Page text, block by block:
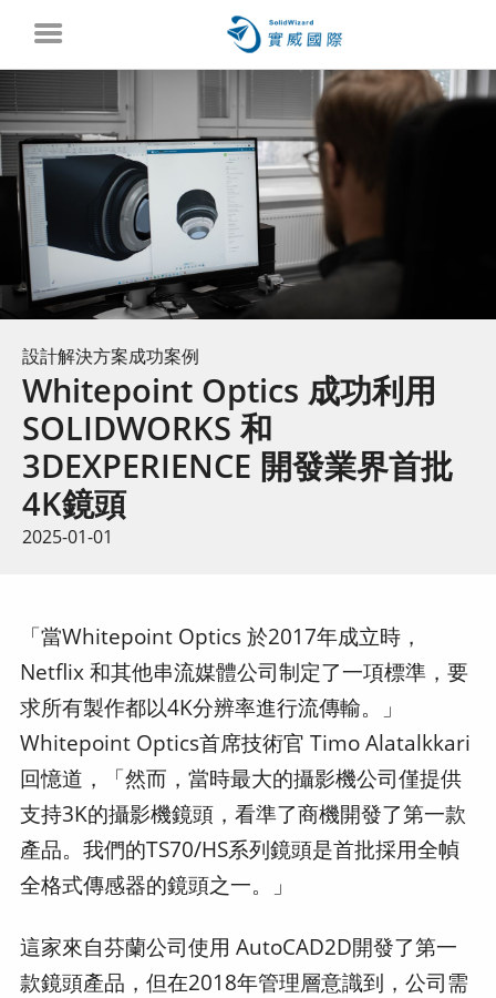
設計解決方案成功案例
Whitepoint Optics 成功利用
SOLIDWORKS 和
3DEXPERIENCE 開發業界首批
4K鏡頭
2025-01-01
「當Whitepoint Optics 於2017年成立時，
Netflix 和其他串流媒體公司制定了一項標準，要
求所有製作都以4K分辨率進行流傳輸。」
Whitepoint Optics首席技術官 Timo Alatalkkari
回憶道，「然而，當時最大的攝影機公司僅提供
支持3K的攝影機鏡頭，看準了商機開發了第一款
產品。我們的TS70/HS系列鏡頭是首批採用全幀
全格式傳感器的鏡頭之一。」
這家來自芬蘭公司使用 AutoCAD2D開發了第一
款鏡頭產品，但在2018年管理層意識到，公司需